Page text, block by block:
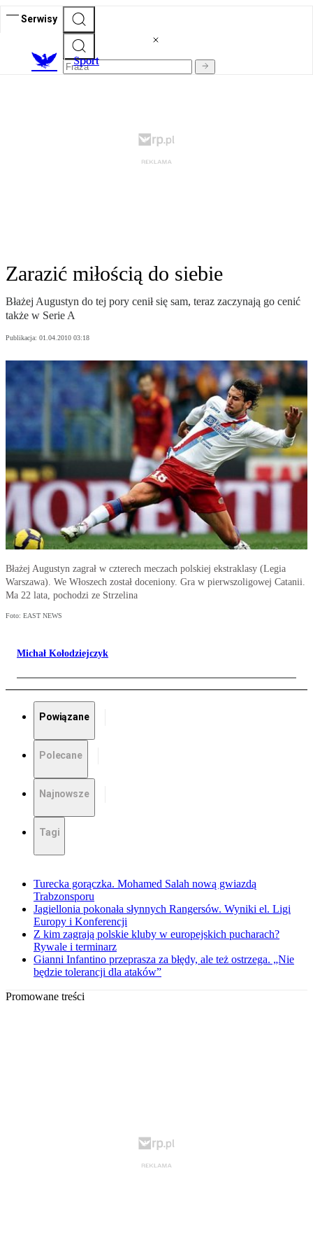
Serwisy
Sport
Zarazić miłością do siebie
Błażej Augustyn do tej pory cenił się sam, teraz zaczynają go cenić
także w Serie A
Publikacja: 01.04.2010 03:18
Błażej Augustyn zagrał w czterech meczach polskiej ekstraklasy (Legia
Warszawa). We Włoszech został doceniony. Gra w pierwszoligowej Catanii.
Ma 22 lata, pochodzi ze Strzelina
Foto: EAST NEWS
Michał Kołodziejczyk
Powiązane
Polecane
Najnowsze
Tagi
Turecka gorączka. Mohamed Salah nową gwiazdą
Trabzonsporu
Jagiellonia pokonała słynnych Rangersów. Wyniki el. Ligi
Europy i Konferencji
Z kim zagrają polskie kluby w europejskich pucharach?
Rywale i terminarz
Gianni Infantino przeprasza za błędy, ale też ostrzega. „Nie
będzie tolerancji dla ataków”
Promowane treści